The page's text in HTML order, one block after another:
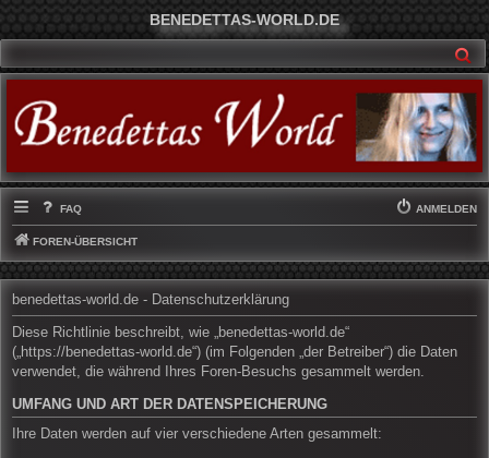
BENEDETTAS-WORLD.DE
FAQ ANMELDEN
FOREN-ÜBERSICHT
benedettas-world.de - Datenschutzerklärung
Diese Richtlinie beschreibt, wie „benedettas-world.de“
(„https://benedettas-world.de“) (im Folgenden „der Betreiber“) die Daten
verwendet, die während Ihres Foren-Besuchs gesammelt werden.
UMFANG UND ART DER DATENSPEICHERUNG
Ihre Daten werden auf vier verschiedene Arten gesammelt: